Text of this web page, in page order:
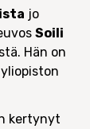
jo
Soili
Hän on
kertynyt